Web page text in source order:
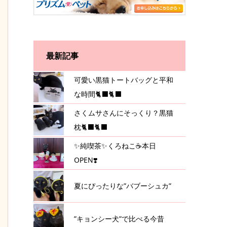
最新記事
可愛い黒猫トートバッグと平和
な時間🐈‍⬛🐈‍⬛
さくムサさんにそっくり？黒猫
枕🐈‍⬛🐈‍⬛
✨純喫茶✨くろねこ☕️本日
OPEN❣️
夏にぴったりな”バブーシュカ”
”キョンシー犬”で比べる今昔